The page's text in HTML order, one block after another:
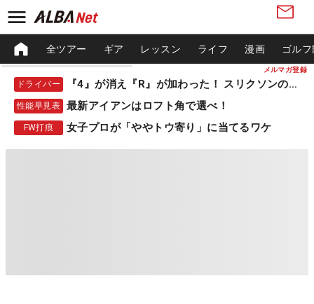
メルマガ登録
全ツアー ギア レッスン ライフ 漫画 ゴル
ドライバー 『4』が消え『R』が加わった！ スリクソンの新作
性能早見表 最新アイアンはロフト角で選べ！
FW打痕 女子プロが「ややトウ寄り」に当てるワケ